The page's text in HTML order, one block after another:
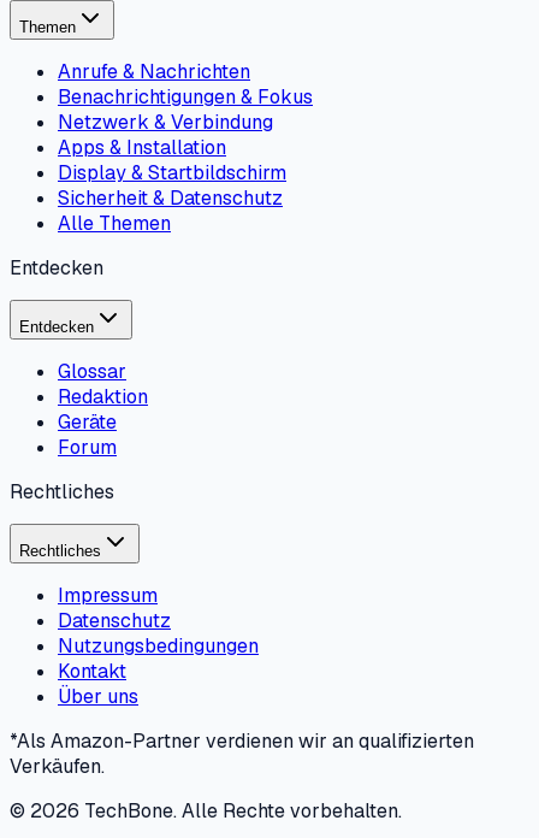
Themen
Anrufe & Nachrichten
Benachrichtigungen & Fokus
Netzwerk & Verbindung
Apps & Installation
Display & Startbildschirm
Sicherheit & Datenschutz
Alle Themen
Entdecken
Entdecken
Glossar
Redaktion
Geräte
Forum
Rechtliches
Rechtliches
Impressum
Datenschutz
Nutzungsbedingungen
Kontakt
Über uns
*Als Amazon-Partner verdienen wir an qualifizierten
Verkäufen.
© 2026 TechBone.Alle Rechte vorbehalten.